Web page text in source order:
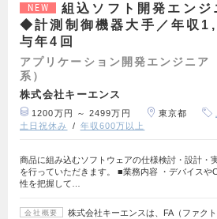
NEW
組込ソフト開発エンジ
◆計測制御機器大手／年収
与年4回
アプリケーション開発エンジニア
系）
株式会社キーエンス
1200万円 ～ 2499万円 東京都
土日祝休み
年収600万以上
商品に組み込むソフトウェアの仕様検討・設計・
を行っていただきます。 ■業務内容 ・デバイスや
性を把握して…
会社概要
株式会社キーエンスは、FA（ファク